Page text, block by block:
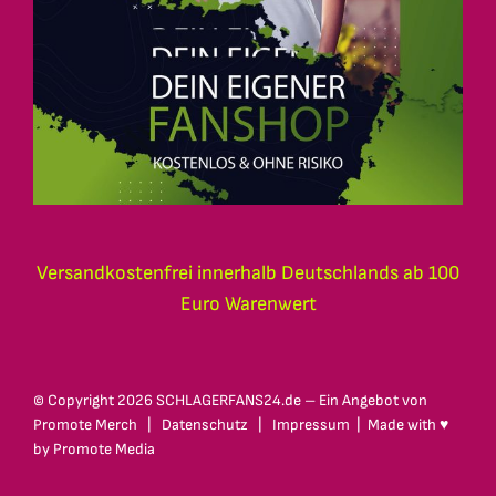
Versandkostenfrei innerhalb Deutschlands ab 100
Euro Warenwert
© Copyright 2026 SCHLAGERFANS24.de – Ein Angebot von
Promote Merch
Datenschutz Impressum | Made with ♥
by Promote Media